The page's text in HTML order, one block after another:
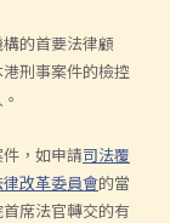
的首要法律顧
刑事案件的檢控
，如申請司法覆
律改革委員會的當
席法官轉交的有